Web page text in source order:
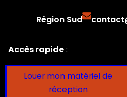
Région Sud
Accès rapide:
Louer mon matériel de
réception